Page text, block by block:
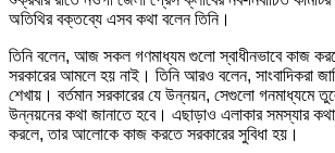
অতিথির বক্তব্যে এসব কথা বলেন তিনি।
তিনি বলেন, আজ সকল গণমাধ্যম গুলো স্বাধীনভাবে কাজ
সরকারের আমলে হয় নাই। তিনি আরও বলেন, সাংবাদিকরা
শেখায়। বর্তমান সরকারের যে উন্নয়ন, সেগুলো গনমাধ্যমে
উন্নয়নের কথা জানাতে হবে। এছাড়াও এলাকার সমস্যার
করলে, তার আলোকে কাজ করতে সরকারের সুবিধা হয়।